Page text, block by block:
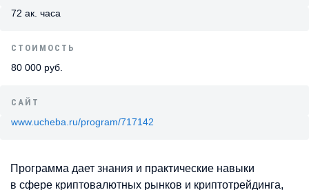
72 ак. часа
СТОИМОСТЬ
80 000 руб.
САЙТ
www.ucheba.ru/program/717142
Программа дает знания и практические навыки
в сфере криптовалютных рынков и криптотрейдинга,